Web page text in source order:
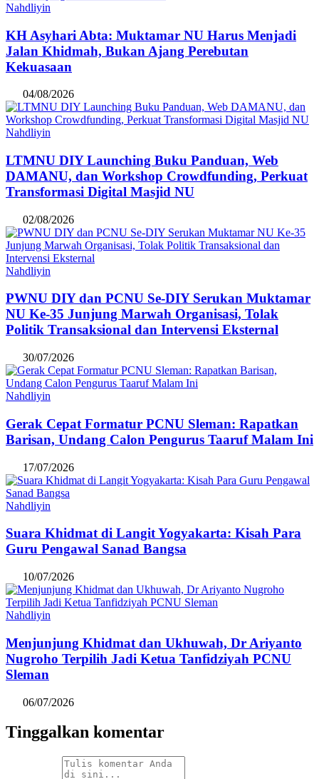
Nahdliyin
KH Asyhari Abta: Muktamar NU Harus Menjadi
Jalan Khidmah, Bukan Ajang Perebutan
Kekuasaan
04/08/2026
Nahdliyin
LTMNU DIY Launching Buku Panduan, Web
DAMANU, dan Workshop Crowdfunding, Perkuat
Transformasi Digital Masjid NU
02/08/2026
Nahdliyin
PWNU DIY dan PCNU Se-DIY Serukan Muktamar
NU Ke-35 Junjung Marwah Organisasi, Tolak
Politik Transaksional dan Intervensi Eksternal
30/07/2026
Nahdliyin
Gerak Cepat Formatur PCNU Sleman: Rapatkan
Barisan, Undang Calon Pengurus Taaruf Malam Ini
17/07/2026
Nahdliyin
Suara Khidmat di Langit Yogyakarta: Kisah Para
Guru Pengawal Sanad Bangsa
10/07/2026
Nahdliyin
Menjunjung Khidmat dan Ukhuwah, Dr Ariyanto
Nugroho Terpilih Jadi Ketua Tanfidziyah PCNU
Sleman
06/07/2026
Tinggalkan komentar